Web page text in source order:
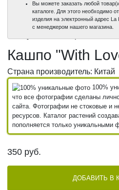
100%
100%
Вы можете заказать любой
каталоге. Для этого необходимо
изделия на электронный адрес La
с менеджером нашего магазина.
Кашпо "With
Страна производитель: Китай
100%
что все фотографии сделаны
сайта. Фотографии не стоковые и
ресурсов. Каталог растений
пополняется только уникальными
350 руб.
ДОБАВИТЬ В